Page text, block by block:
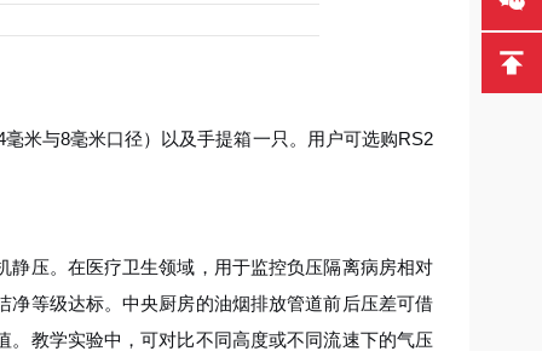
米与8毫米口径）以及手提箱一只。用户可选购RS2
压。在医疗卫生领域，用于监控负压隔离病房相对
等级达标。中央厨房的油烟排放管道前后压差可借
教学实验中，可对比不同高度或不同流速下的气压